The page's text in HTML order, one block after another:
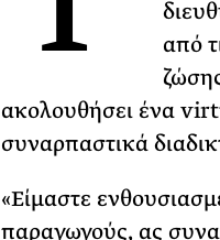
από
ακολουθήσει ένα
συναρπαστικά
«Είμαστε
παραγωγούς, ας